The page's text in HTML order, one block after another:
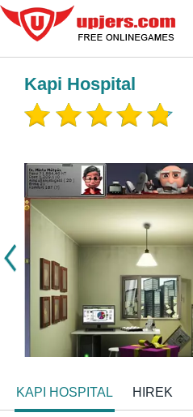
Kapi Hospital
KAPI HOSPITAL HIREK